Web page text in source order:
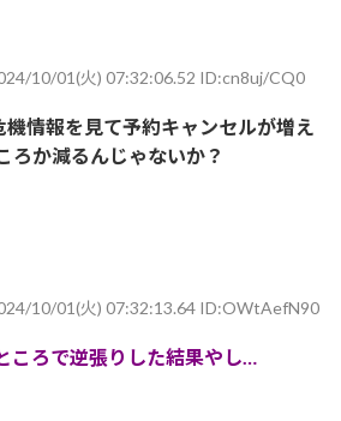
10/01(火) 07:32:06.52 ID:cn8uj/CQ0
情報を見て予約キャンセルが増え
ろか減るんじゃないか？
10/01(火) 07:32:13.64 ID:OWtAefN90
ころで逆張りした結果やし…